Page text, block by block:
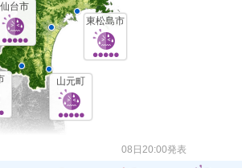
仙台市
東松島市
山元町
08日20:00発表